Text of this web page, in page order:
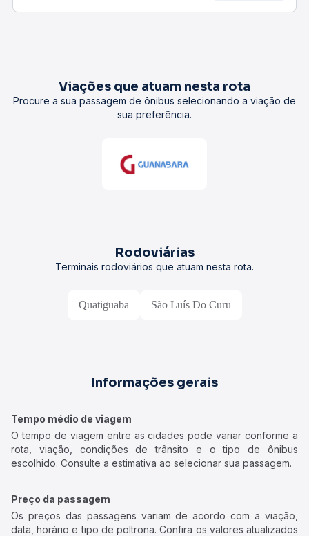
Viações que atuam nesta rota
Procure a sua passagem de ônibus selecionando a viação de
sua preferência.
Rodoviárias
Terminais rodoviários que atuam nesta rota.
Quatiguaba São Luís Do Curu
Informações gerais
Tempo médio de viagem
O tempo de viagem entre as cidades pode variar conforme a
rota, viação, condições de trânsito e o tipo de ônibus
escolhido. Consulte a estimativa ao selecionar sua passagem.
Preço da passagem
Os preços das passagens variam de acordo com a viação,
data, horário e tipo de poltrona. Confira os valores atualizados